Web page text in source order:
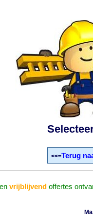
<<=Terug
vrijblijvendoffertes